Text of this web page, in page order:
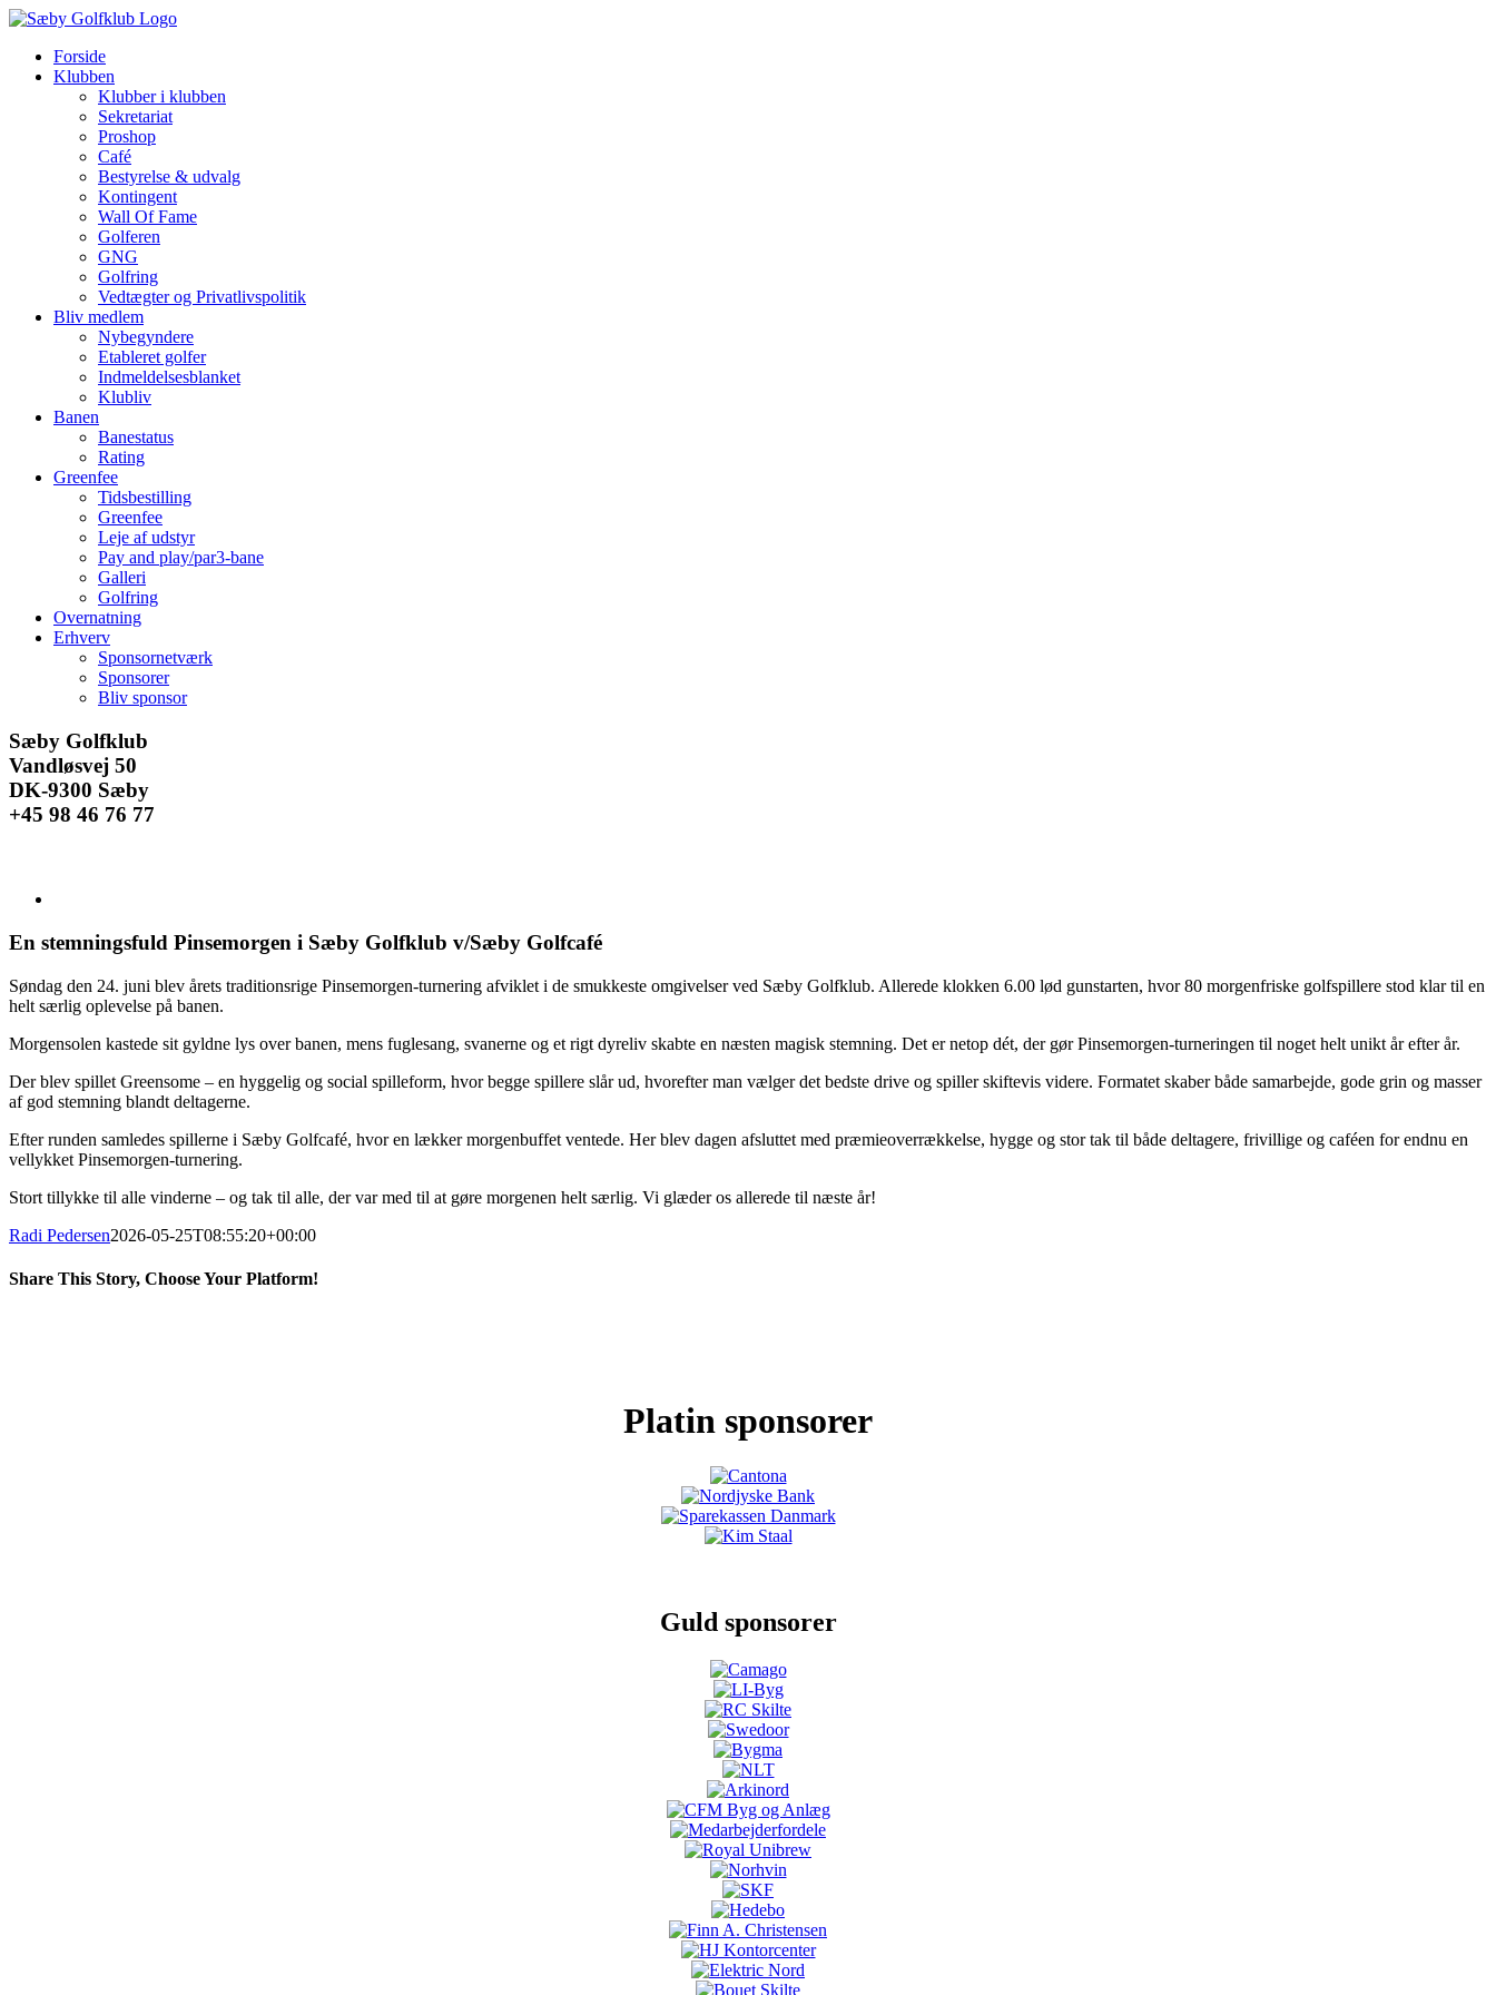
Skip
contentForside
Klubben
Klubber i klubben
Sekretariat
Proshop
Café
Bestyrelse & udvalg
Kontingent
Wall Of Fame
Golferen
GNG
Golfring
Vedtægter og Privatlivspolitik
Bliv medlem
Nybegyndere
Etableret golfer
Indmeldelsesblanket
Klubliv
Banen
Banestatus
Rating
Greenfee
Tidsbestilling
Greenfee
Leje af udstyr
Pay and play/par3-bane
Galleri
Golfring
Overnatning
Erhverv
Sponsornetværk
Sponsorer
Bliv sponsor
Facebook
Instagram
E-
mail
Sæby Golfklub
Vandløsvej 50
DK-9300 Sæby
+45 98 46 76 77
billede
En stemningsfuld Pinsemorgen i Sæby Golfklub v/Sæby Golfcafé
Søndag den 24. juni blev årets traditionsrige Pinsemorgen-turnering afviklet i de smukkeste omgivelser ved Sæby Golfklub. Allerede klokken 6.00 lød gunstarten, hvor 80 morgenfriske golfspillere stod klar til en
helt særlig oplevelse på banen.
Morgensolen kastede sit gyldne lys over banen, mens fuglesang, svanerne og et rigt dyreliv skabte en næsten magisk stemning. Det er netop dét, der gør Pinsemorgen-turneringen til noget helt unikt år efter år.
Der blev spillet Greensome – en hyggelig og social spilleform, hvor begge spillere slår ud, hvorefter man vælger det bedste drive og spiller skiftevis videre. Formatet skaber både samarbejde, gode grin og masser
af god stemning blandt deltagerne.
Efter runden samledes spillerne i Sæby Golfcafé, hvor en lækker morgenbuffet ventede. Her blev dagen afsluttet med præmieoverrækkelse, hygge og stor tak til både deltagere, frivillige og caféen for endnu en
vellykket Pinsemorgen-turnering.
Stort tillykke til alle vinderne – og tak til alle, der var med til at gøre morgenen helt særlig. Vi glæder os allerede til næste år!
Radi Pedersen2026-05-25T08:55:20+00:00
Share This Story, Choose Your Platform!
Platin sponsorer
Guld sponsorer